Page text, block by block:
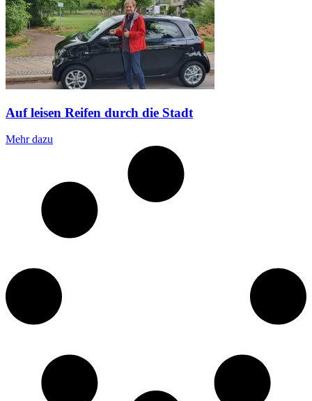
Auf leisen Reifen durch die Stadt
Mehr dazu